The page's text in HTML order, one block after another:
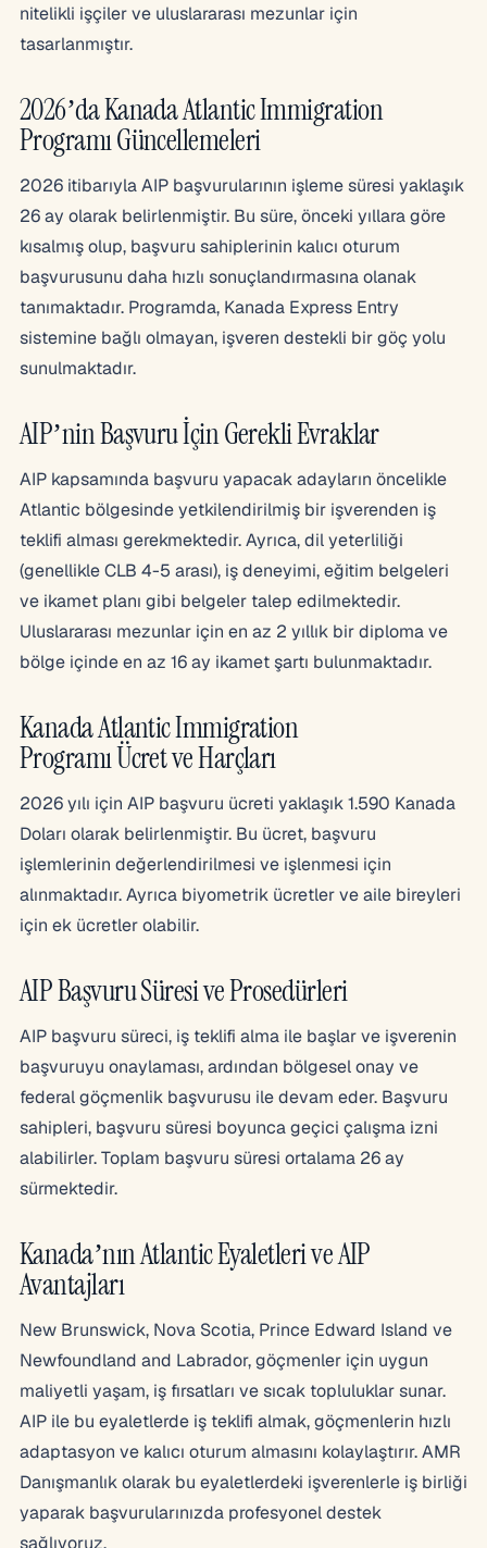
nitelikli işçiler ve uluslararası mezunlar için
tasarlanmıştır.
2026’da Kanada Atlantic Immigration
Programı Güncellemeleri
2026 itibarıyla AIP başvurularının işleme süresi yaklaşık
26 ay olarak belirlenmiştir. Bu süre, önceki yıllara göre
kısalmış olup, başvuru sahiplerinin kalıcı oturum
başvurusunu daha hızlı sonuçlandırmasına olanak
tanımaktadır. Programda, Kanada Express Entry
sistemine bağlı olmayan, işveren destekli bir göç yolu
sunulmaktadır.
AIP’nin Başvuru İçin Gerekli Evraklar
AIP kapsamında başvuru yapacak adayların öncelikle
Atlantic bölgesinde yetkilendirilmiş bir işverenden iş
teklifi alması gerekmektedir. Ayrıca, dil yeterliliği
(genellikle CLB 4-5 arası), iş deneyimi, eğitim belgeleri
ve ikamet planı gibi belgeler talep edilmektedir.
Uluslararası mezunlar için en az 2 yıllık bir diploma ve
bölge içinde en az 16 ay ikamet şartı bulunmaktadır.
Kanada Atlantic Immigration
Programı Ücret ve Harçları
2026 yılı için AIP başvuru ücreti yaklaşık 1.590 Kanada
Doları olarak belirlenmiştir. Bu ücret, başvuru
işlemlerinin değerlendirilmesi ve işlenmesi için
alınmaktadır. Ayrıca biyometrik ücretler ve aile bireyleri
için ek ücretler olabilir.
AIP Başvuru Süresi ve Prosedürleri
AIP başvuru süreci, iş teklifi alma ile başlar ve işverenin
başvuruyu onaylaması, ardından bölgesel onay ve
federal göçmenlik başvurusu ile devam eder. Başvuru
sahipleri, başvuru süresi boyunca geçici çalışma izni
alabilirler. Toplam başvuru süresi ortalama 26 ay
sürmektedir.
Kanada’nın Atlantic Eyaletleri ve AIP
Avantajları
New Brunswick, Nova Scotia, Prince Edward Island ve
Newfoundland and Labrador, göçmenler için uygun
maliyetli yaşam, iş fırsatları ve sıcak topluluklar sunar.
AIP ile bu eyaletlerde iş teklifi almak, göçmenlerin hızlı
adaptasyon ve kalıcı oturum almasını kolaylaştırır. AMR
Danışmanlık olarak bu eyaletlerdeki işverenlerle iş birliği
yaparak başvurularınızda profesyonel destek
sağlıyoruz.